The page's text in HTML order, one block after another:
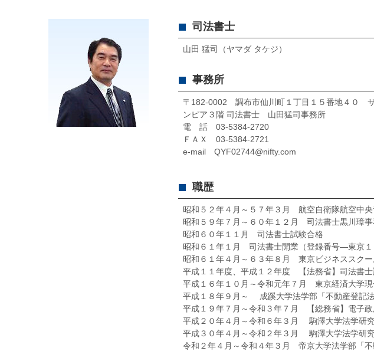
司法書士
山田 猛司（ヤマダ タケジ）
事務所
〒182-0002 調布市仙川町１丁目１５番地４０
ンピア３階 司法書士 山田猛司事務所
電 話 03-5384-2720
ＦＡＸ 03-5384-2721
e-mail QYF02744@nifty.com
職歴
昭和５２年４月～５７年３月 航空自衛隊航空中央
昭和５９年７月～６０年１２月 司法書士黒川璋事
昭和６０年１１月 司法書士試験合格
昭和６１年１月 司法書士開業（登録番号―東京１
昭和６１年４月～６３年８月 東京ビジネススクー
平成１１年度、平成１２年度 【法務省】司法書士
平成１６年１０月～令和元年７月 東京経済大学
平成１８年９月～ 成蹊大学法学部「不動産登記
平成１９年７月～令和３年７月 【総務省】電子政
平成２０年４月～令和６年３月 駒澤大学法学研
平成３０年４月～令和２年３月 駒澤大学法学研
令和２年４月～令和４年３月 帝京大学法学部「不